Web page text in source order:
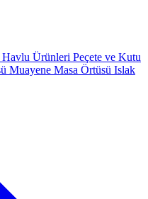
Havlu Ürünleri Peçete ve Kutu
Muayene Masa Örtüsü Islak